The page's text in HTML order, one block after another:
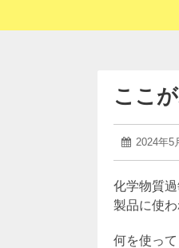
ここ
投
2024年5
化学物質
製品に使
何を使って